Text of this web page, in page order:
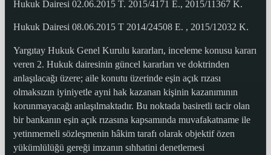
Hukuk Dairesi 02.06.2015 T. 2015/4171 E., 2015/11367 K.
Hukuk Dairesi 08.06.2015 T 2014/24508 E. , 2015/12032 K.
Yargıtay Hukuk Genel Kurulu kararları, inceleme konusu kararı
veren 2. Hukuk dairesinin güncel kararları ve doktrinden
anlaşılacağı üzere; aile konutu üzerinde eşin açık rızası
olmaksızın iyiniyetle ayni hak kazanan kişinin kazanımının
korunmayacağı anlaşılmaktadır. Bu noktada basiretli tacir olan
bir bankanın eşin açık rızasına kapsamında muvafakatname ile
yetinmemeli sözleşmenin hâkim tarafı olarak objektif özen
yükümlülüğü gereği imzanın sıhhatini denetlemesi